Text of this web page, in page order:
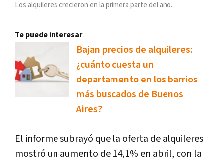
Los alquileres crecieron en la primera parte del año.
Te puede interesar
Bajan precios de alquileres:
¿cuánto cuesta un
departamento en los barrios
más buscados de Buenos
Aires?
El informe subrayó que la oferta de alquileres
mostró un aumento de 14,1% en abril, con la